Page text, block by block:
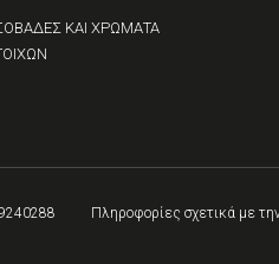
ΚΑΙ ΧΡΩΜΑΤΑ
Πληροφορίες σχετικά με